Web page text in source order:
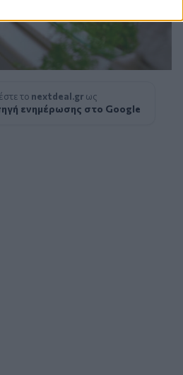
το nextdeal.gr ως
ενημέρωσης στο Google